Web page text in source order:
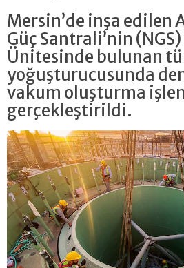
Mersin’de inşa edilen
Güç Santrali’nin (NGS)
Ünitesinde bulunan
yoğuşturucusunda
vakum oluşturma
gerçekleştirildi.